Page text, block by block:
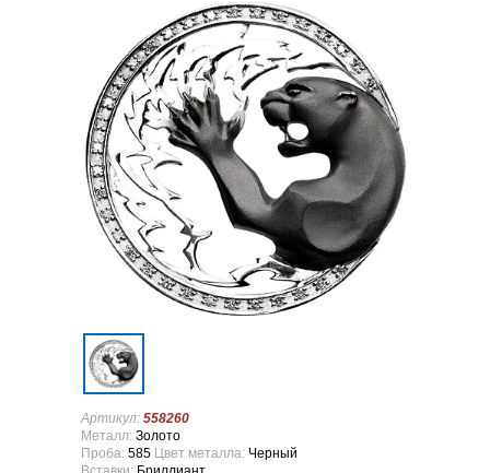
Артикул: 558260
Металл: Золото
Проба: 585 Цвет металла: Черный